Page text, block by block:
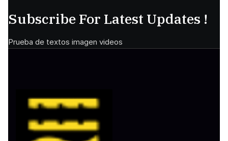
Subscribe For Latest Updates !
Prueba de textos imagen videos